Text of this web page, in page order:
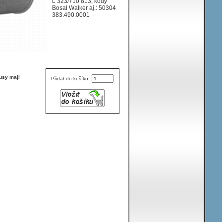
AKO/1413/1413 0/0-
0/0 ccm kW / HP
Bosal Walker aj.: 50304
383.490.0001
Přidat do košíku:
mají